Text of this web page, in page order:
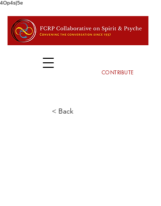
4Op4s|5e
CONTRIBUTE
< Back